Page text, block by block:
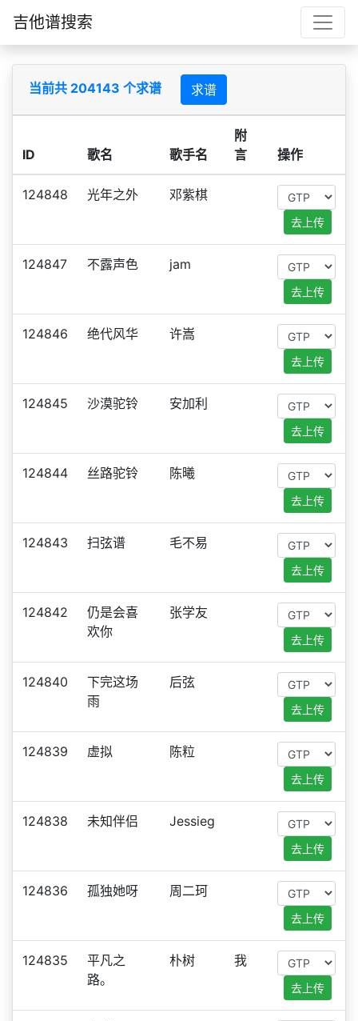
吉他谱搜索
当前共 204143 个求谱 求谱
ID 歌名 歌手名
附
言
操作
124848 光年之外 邓紫棋
去上传
124847 不露声色 jam
去上传
124846 绝代风华 许嵩
去上传
124845 沙漠驼铃 安加利
去上传
124844 丝路驼铃 陈曦
去上传
124843 扫弦谱 毛不易
去上传
124842
仍是会喜
欢你
张学友
去上传
124840
下完这场
雨
后弦
去上传
124839 虚拟 陈粒
去上传
124838 未知伴侣 Jessieg
去上传
124836 孤独她呀 周二珂
去上传
124835
平凡之
路。
朴树 我
去上传